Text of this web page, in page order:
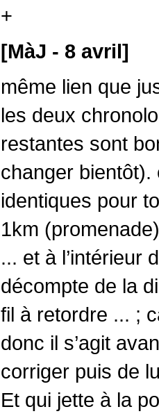
+
[MàJ - 8 avril]
même lien que
les deux
restantes sont
changer
identiques pour
1km
... et à l’intérieur
décompte de la
fil à retordre ... ;
donc il s’agit
corriger puis de
Et qui jette à la